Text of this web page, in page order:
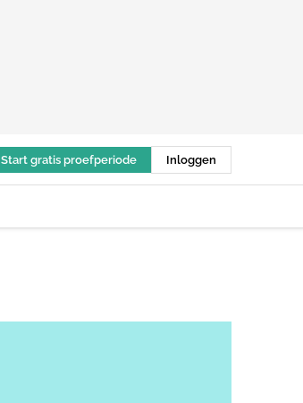
Start gratis proefperiode Inloggen